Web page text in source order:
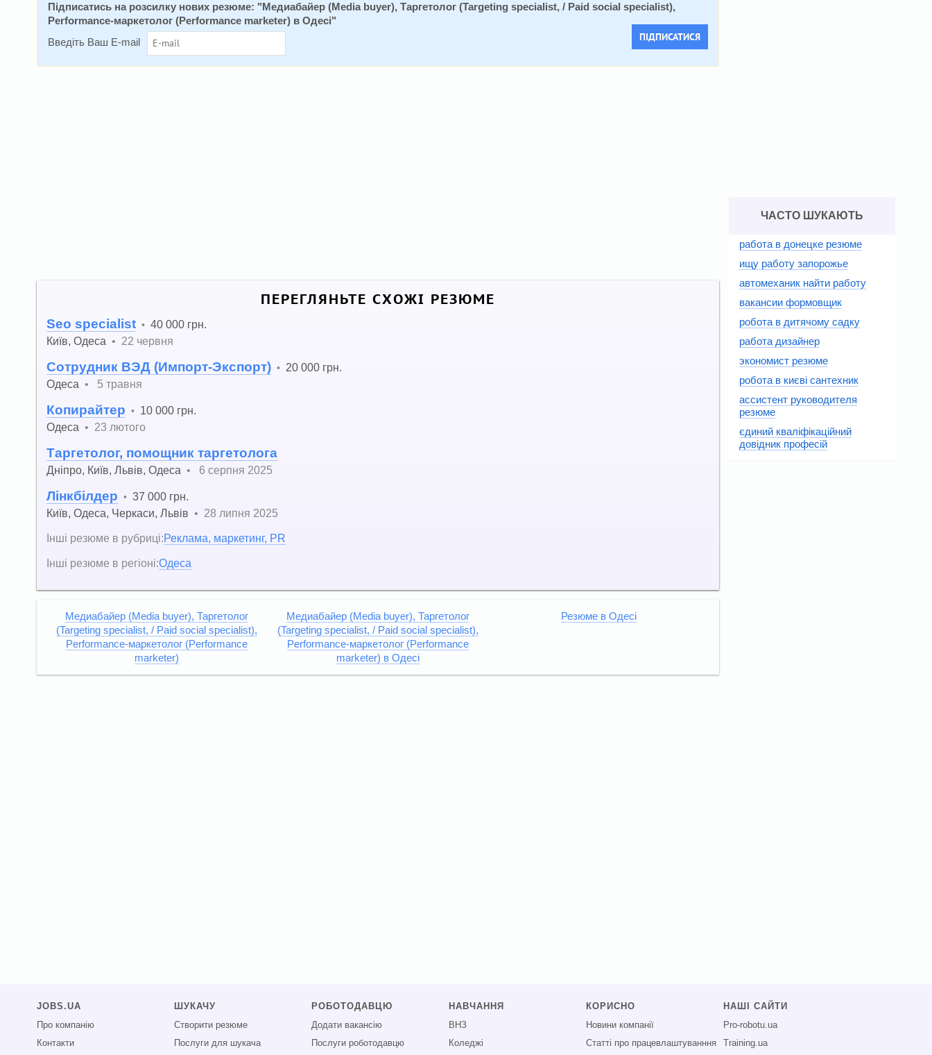
Підписатись на розсилку нових резюме: "Медиабайер (Media buyer), Таргетолог (Targeting specialist, / Paid social specialist),
Performance-маркетолог (Performance marketer) в Одесі"
Введіть Ваш E-mail
ПІДПИСАТИСЯ
ПЕРЕГЛЯНЬТЕ СХОЖІ РЕЗЮМЕ
Seo specialist • 40 000 грн.
Київ Одеса • 22 червня
Сотрудник ВЭД (Импорт-Экспорт) • 20 000 грн.
Одеса • 5 травня
Копирайтер • 10 000 грн.
Одеса • 23 лютого
Таргетолог, помощник таргетолога
Дніпро Київ Львів Одеса • 6 серпня 2025
Лінкбілдер • 37 000 грн.
Київ Одеса Черкаси Львів • 28 липня 2025
Інші резюме в рубриці:Реклама, маркетинг, PR
Інші резюме в регіоні:Одеса
Медиабайер (Media buyer), Таргетолог
(Targeting specialist, / Paid social specialist),
Performance-маркетолог (Performance
marketer)
Медиабайер (Media buyer), Таргетолог
(Targeting specialist, / Paid social specialist),
Performance-маркетолог (Performance
marketer) в Одесі
Резюме в Одесі
ЧАСТО ШУКАЮТЬ
работа в донецке резюме
ищу работу запорожье
автомеханик найти работу
вакансии формовщик
робота в дитячому садку
работа дизайнер
экономист резюме
робота в києві сантехник
ассистент руководителя
резюме
єдиний кваліфікаційний
довідник професій
JOBS.UA
Про компанію
Контакти
ШУКАЧУ
Створити резюме
Послуги для шукача
РОБОТОДАВЦЮ
Додати вакансію
Послуги роботодавцю
НАВЧАННЯ
ВНЗ
Коледжі
КОРИСНО
Новини компанії
Статті про працевлаштуванння
НАШІ САЙТИ
Pro-robotu.ua
Training.ua